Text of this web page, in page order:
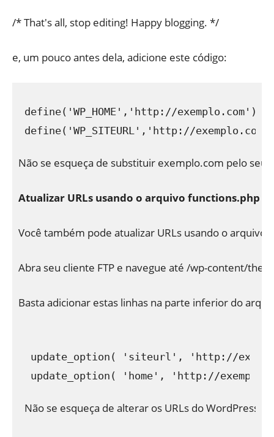
/* That's all, stop editing! Happy blogging. */
e, um pouco antes dela, adicione este código:
define('WP_HOME','http://exemplo.com');
Não se esqueça de substituir exemplo.com pelo
Atualizar URLs usando o arquivo functions.php
Você também pode atualizar URLs usando o arquivo
Abra seu cliente FTP e navegue até /wp-content/
Basta adicionar estas linhas na parte inferior do
update_option( 'siteurl', 'http://
Não se esqueça de alterar os URLs do WordPress